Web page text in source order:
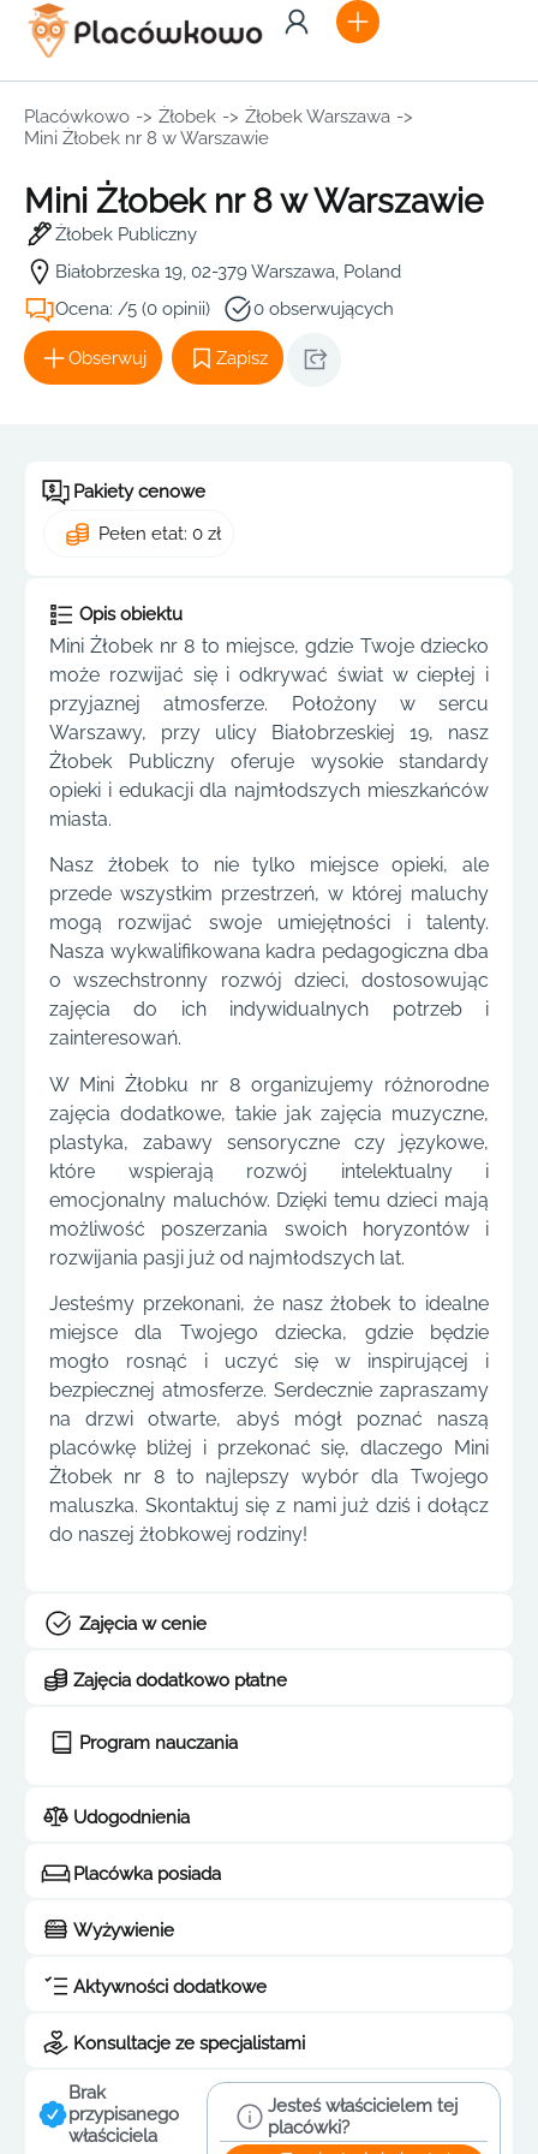
Placówkowo -> Żłobek -> Żłobek Warszawa ->
Mini Żłobek nr 8 w Warszawie
Mini Żłobek nr 8 w Warszawie
Żłobek Publiczny
Białobrzeska 19, 02-379 Warszawa, Poland
Ocena: /5 (0 opinii)
0 obserwujących
Obserwuj Zapisz
Pakiety cenowe
Pełen etat: 0 zł
Opis obiektu
Mini Żłobek nr 8 to miejsce, gdzie Twoje dziecko
może rozwijać się i odkrywać świat w ciepłej i
przyjaznej atmosferze. Położony w sercu
Warszawy, przy ulicy Białobrzeskiej 19, nasz
Żłobek Publiczny oferuje wysokie standardy
opieki i edukacji dla najmłodszych mieszkańców
miasta.
Nasz żłobek to nie tylko miejsce opieki, ale
przede wszystkim przestrzeń, w której maluchy
mogą rozwijać swoje umiejętności i talenty.
Nasza wykwalifikowana kadra pedagogiczna dba
o wszechstronny rozwój dzieci, dostosowując
zajęcia do ich indywidualnych potrzeb i
zainteresowań.
W Mini Żłobku nr 8 organizujemy różnorodne
zajęcia dodatkowe, takie jak zajęcia muzyczne,
plastyka, zabawy sensoryczne czy językowe,
które wspierają rozwój intelektualny i
emocjonalny maluchów. Dzięki temu dzieci mają
możliwość poszerzania swoich horyzontów i
rozwijania pasji już od najmłodszych lat.
Jesteśmy przekonani, że nasz żłobek to idealne
miejsce dla Twojego dziecka, gdzie będzie
mogło rosnąć i uczyć się w inspirującej i
bezpiecznej atmosferze. Serdecznie zapraszamy
na drzwi otwarte, abyś mógł poznać naszą
placówkę bliżej i przekonać się, dlaczego Mini
Żłobek nr 8 to najlepszy wybór dla Twojego
maluszka. Skontaktuj się z nami już dziś i dołącz
do naszej żłobkowej rodziny!
Zajęcia w cenie
Zajęcia dodatkowo płatne
Program nauczania
Udogodnienia
Placówka posiada
Wyżywienie
Aktywności dodatkowe
Konsultacje ze specjalistami
Brak
przypisanego
właściciela
Jesteś właścicielem tej
placówki?